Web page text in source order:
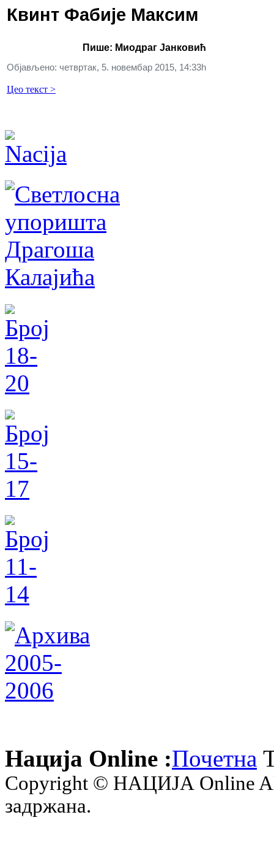
Квинт Фабије Максим
Пише: Миодраг Јанковић
Објављено: четвртак, 5. новембар 2015, 14:33h
Цео текст >
Нација Online :Почетна
Copyright © НАЦИЈА Online
задржана.